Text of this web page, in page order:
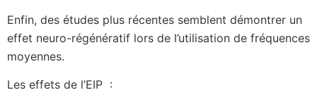
Enfin, des études plus récentes semblent démontrer un
effet neuro-régénératif lors de l’utilisation de fréquences
moyennes.
Les effets de l’EIP :